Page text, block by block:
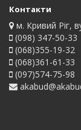
Контакти
м. Кривий Ріг,
(098) 347-50-33
(068)355-19-32
(068)361-61-33
(097)574-75-98